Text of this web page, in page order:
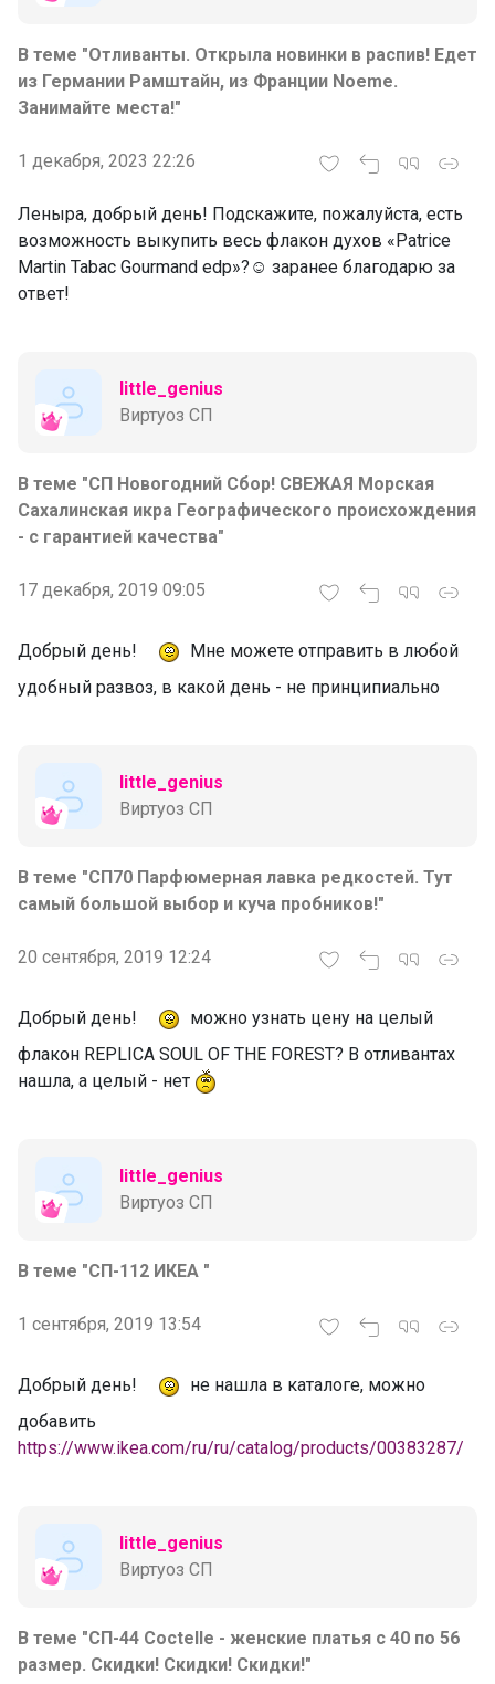
В теме "Отливанты. Открыла новинки в распив! Едет
из Германии Рамштайн, из Франции Noeme.
Занимайте места!"
1 декабря, 2023 22:26
Леныра, добрый день! Подскажите, пожалуйста, есть
возможность выкупить весь флакон духов «Patrice
Martin Tabac Gourmand edp»?☺️ заранее благодарю за
ответ!
little_genius
Виртуоз СП
В теме "СП Новогодний Сбор! СВЕЖАЯ Морская
Сахалинская икра Географического происхождения
- с гарантией качества"
17 декабря, 2019 09:05
Добрый день!
Мне можете отправить в любой
удобный развоз, в какой день - не принципиально
little_genius
Виртуоз СП
В теме "СП70 Парфюмерная лавка редкостей. Тут
самый большой выбор и куча пробников!"
20 сентября, 2019 12:24
Добрый день!
можно узнать цену на целый
флакон REPLICA SOUL OF THE FOREST? В отливантах
нашла, а целый - нет
little_genius
Виртуоз СП
В теме "СП-112 ИКЕА "
1 сентября, 2019 13:54
Добрый день!
не нашла в каталоге, можно
добавить
https://www.ikea.com/ru/ru/catalog/products/00383287/
little_genius
Виртуоз СП
В теме "СП-44 Coctellе - женские платья c 40 по 56
размер. Cкидки! Скидки! Скидки!"